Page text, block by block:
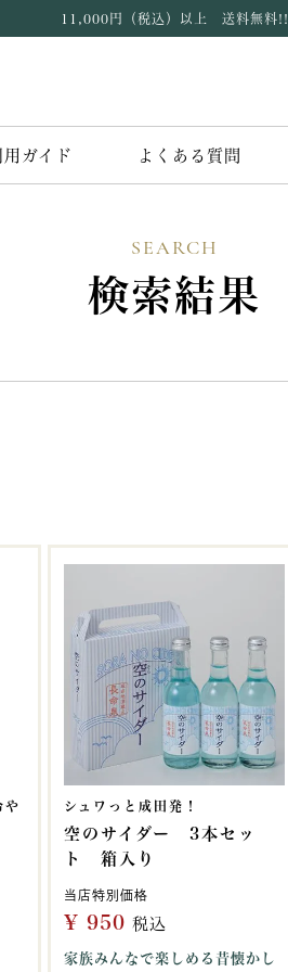
11,000円（税込）以上 送料無料!!
用ガイド よくある質問
SEARCH
検索結果
や
シュワっと成田発！
空のサイダー 3本セッ
ト 箱入り
当店特別価格
¥ 950 税込
家族みんなで楽しめる昔懐かし